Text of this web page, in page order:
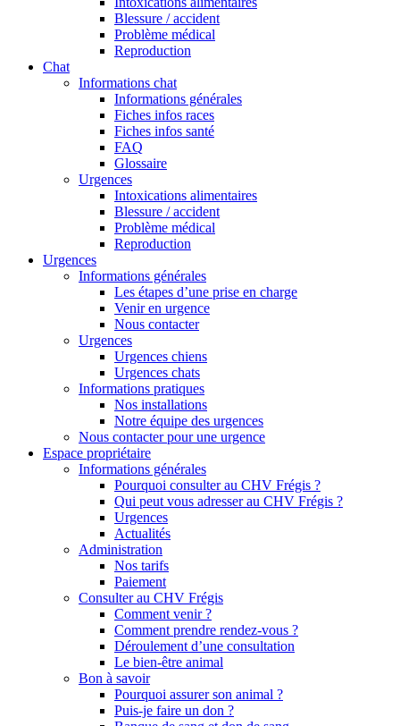
Blessure / accident
Problème médical
Reproduction
Chat
Informations chat
Informations générales
Fiches infos races
Fiches infos santé
FAQ
Glossaire
Urgences
Intoxications alimentaires
Blessure / accident
Problème médical
Reproduction
Urgences
Informations générales
Les étapes d’une prise en charge
Venir en urgence
Nous contacter
Urgences
Urgences chiens
Urgences chats
Informations pratiques
Nos installations
Notre équipe des urgences
Nous contacter pour une urgence
Espace propriétaire
Informations générales
Pourquoi consulter au CHV Frégis ?
Qui peut vous adresser au CHV Frégis ?
Urgences
Actualités
Administration
Nos tarifs
Paiement
Consulter au CHV Frégis
Comment venir ?
Comment prendre rendez-vous ?
Déroulement d’une consultation
Le bien-être animal
Bon à savoir
Pourquoi assurer son animal ?
Puis-je faire un don ?